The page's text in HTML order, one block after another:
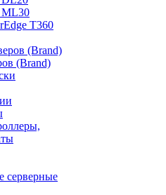
ML30
T360
(Brand)